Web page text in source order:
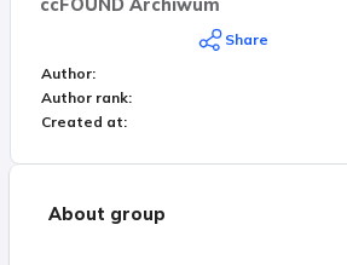
ccFOUND Archiwum
Share
Author:
Author rank:
Created at:
About group